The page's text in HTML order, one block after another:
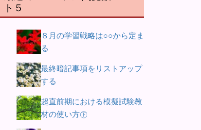
ト５
８月の学習戦略は○○から定ま
る
最終暗記事項をリストアップ
する
超直前期における模擬試験教
材の使い方㊦